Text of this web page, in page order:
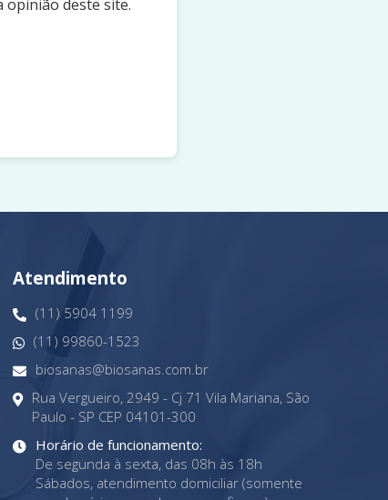
opinião deste site.
Atendimento
(11) 5904 1199
(11) 99860-1523
biosanas@biosanas.com.br
Rua Vergueiro, 2949 - Cj 71 Vila Mariana, São
Paulo - SP CEP 04101-300
Horário de funcionamento:
De segunda à sexta, das 08h às 18h
Sábados, atendimento domiciliar (somente